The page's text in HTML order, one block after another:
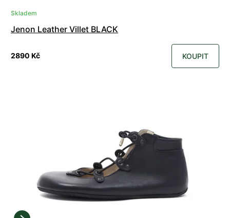
Skladem
Jenon Leather Villet BLACK
2890 Kč KOUPIT